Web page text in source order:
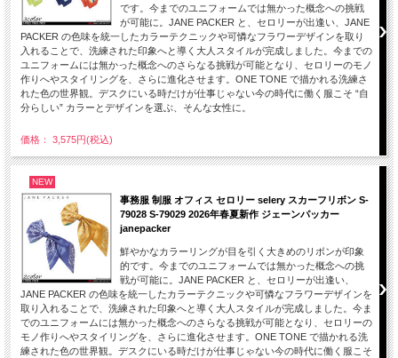
です。今までのユニフォームでは無かった概念への挑戦
が可能に。JANE PACKER と、セロリーが出逢い、JANE
PACKER の色味を統一したカラーテクニックや可憐なフラワーデザインを取り
入れることで、洗練された印象へと導く大人スタイルが完成しました。今までの
ユニフォームには無かった概念へのさらなる挑戦が可能となり、セロリーのモノ
作りへやスタイリングを、さらに進化させます。ONE TONE で描かれる洗練さ
れた色の世界観。デスクにいる時だけが仕事じゃない今の時代に働く服こそ “自
分らしい” カラーとデザインを選ぶ、そんな女性に。
価格： 3,575円(税込)
NEW
事務服 制服 オフィス セロリー selery スカーフリボン S-
79028 S-79029 2026年春夏新作 ジェーンパッカー
janepacker
鮮やかなカラーリングが目を引く大きめのリボンが印象
的です。今までのユニフォームでは無かった概念への挑
戦が可能に。JANE PACKER と、セロリーが出逢い、
JANE PACKER の色味を統一したカラーテクニックや可憐なフラワーデザインを
取り入れることで、洗練された印象へと導く大人スタイルが完成しました。今ま
でのユニフォームには無かった概念へのさらなる挑戦が可能となり、セロリーの
モノ作りへやスタイリングを、さらに進化させます。ONE TONE で描かれる洗
練された色の世界観。デスクにいる時だけが仕事じゃない今の時代に働く服こそ